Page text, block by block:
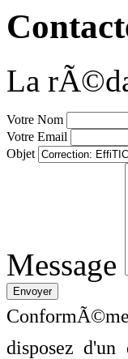
La
Votre Nom
Votre Email
Objet
Message
disposez